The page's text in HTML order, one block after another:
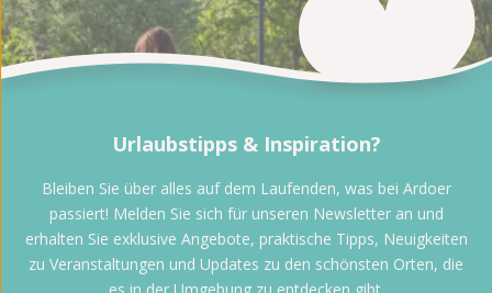
Urlaubstipps & Inspiration?
Bleiben Sie über alles auf dem Laufenden, was bei Ardoer
passiert! Melden Sie sich für unseren Newsletter an und
erhalten Sie exklusive Angebote, praktische Tipps, Neuigkeiten
zu Veranstaltungen und Updates zu den schönsten Orten, die